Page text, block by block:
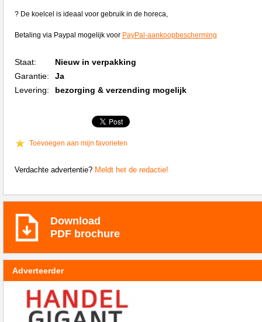
? De koelcel is ideaal voor gebruik in de horeca,
Betaling via Paypal mogelijk voor PayPal-aankoopbescherming
Staat:
Nieuw in verpakking
Garantie:
Ja
Levering:
bezorging & verzending mogelijk
Toevoegen aan mijn favorieten
Verdachte advertentie? Meldt het de redactie!
Download
PDF brochure
Adverteerder